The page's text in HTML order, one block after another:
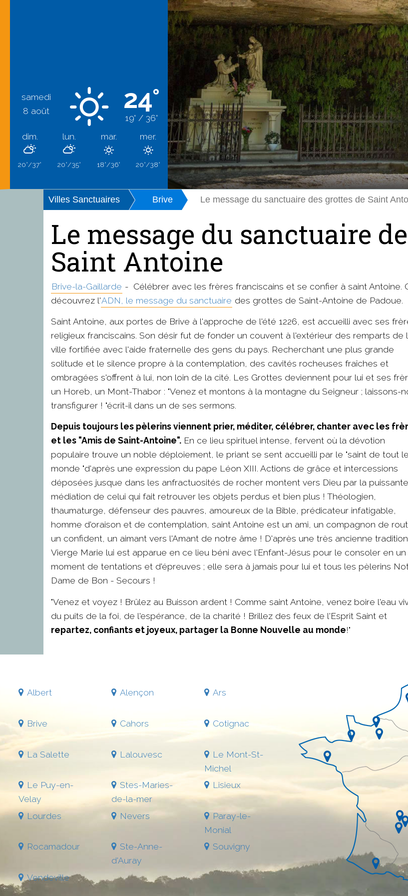
Villes Sanctuaires Brive Le message du sanctuaire des grottes de Saint
Le message du sanctuaire
Saint Antoine
Brive-la-Gaillarde - Célébrer avec les frères franciscains et se confier à saint Antoine.
découvrez l'ADN, le message du sanctuaire des grottes de Saint-Antoine de Padoue.
Saint Antoine, aux portes de Brive à l'approche de l'été 1226, est accueilli avec ses
religieux franciscains. Son désir fut de fonder un couvent à l'extérieur des remparts de
ville fortifiée avec l'aide fraternelle des gens du pays. Recherchant une plus grande
solitude et le silence propre à la contemplation, des cavités rocheuses fraîches et
ombragées s'offrent à lui, non loin de la cité. Les Grottes deviennent pour lui et ses
un Horeb, un Mont-Thabor : "Venez et montons à la montagne du Seigneur ; laissons-
transfigurer ! "écrit-il dans un de ses sermons.
Depuis toujours les pèlerins viennent prier, méditer, célébrer, chanter avec les
et les "Amis de Saint-Antoine". En ce lieu spirituel intense, fervent où la dévotion
populaire trouve un noble déploiement, le priant se sent accueilli par le "saint de tout le
monde "d'après une expression du pape Léon XIII. Actions de grâce et intercessions
déposées jusque dans les anfractuosités de rocher montent vers Dieu par la puissante
médiation de celui qui fait retrouver les objets perdus et bien plus ! Théologien,
thaumaturge, défenseur des pauvres, amoureux de la Bible, prédicateur infatigable,
homme d'oraison et de contemplation, saint Antoine est un ami, un compagnon de
un confident, un aimant vers l'Amant de notre âme ! D'après une très ancienne
Vierge Marie lui est apparue en ce lieu béni avec l'Enfant-Jésus pour le consoler en un
moment de tentations et d'épreuves ; elle sera à jamais pour lui et tous les pèlerins
Dame de Bon - Secours !
"Venez et voyez ! Brûlez au Buisson ardent ! Comme saint Antoine, venez boire l'eau
du puits de la foi, de l'espérance, de la charité ! Brillez des feux de l'Esprit Saint et
repartez, confiants et joyeux, partager la Bonne Nouvelle au monde!"
Albert Alençon Ars
Brive Cahors Cotignac
La Salette Lalouvesc
Le Mont-St-
Michel
Le Puy-en-
Velay
Stes-Maries-
de-la-mer
Lisieux
Lourdes Nevers
Paray-le-
Monial
Rocamadour
Ste-Anne-
d'Auray
Souvigny
Vendeville
samedi
8 août
24°
19° / 36°
dim.
20°/37°
lun.
20°/35°
mar.
18°/36°
mer.
20°/38°